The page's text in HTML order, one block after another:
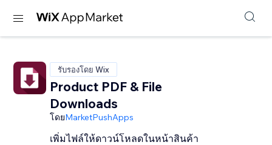
รับรองโดย Wix
Product PDF & File
Downloads
โดยMarketPushApps
เพิ่มไฟล์ให้ดาวน์โหลดในหน้าสินค้า